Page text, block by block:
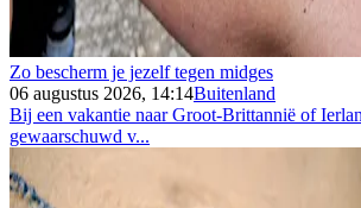
Zo bescherm je jezelf tegen midges
06 augustus 2026, 14:14Buitenland
Bij een vakantie naar Groot-Brittannië of
gewaarschuwd v...